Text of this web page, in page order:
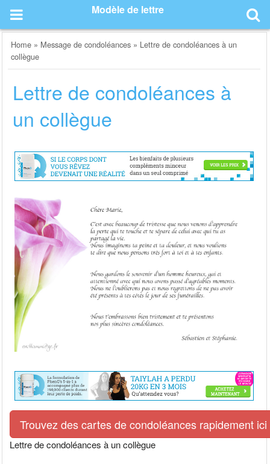
content
Modèle de lettre
Home » Message de condoléances » Lettre de condoléances à un
collègue
Lettre de condoléances à
un collègue
Trouvez des cartes de condoléances rapidement ici
Lettre de condoléances à un collègue